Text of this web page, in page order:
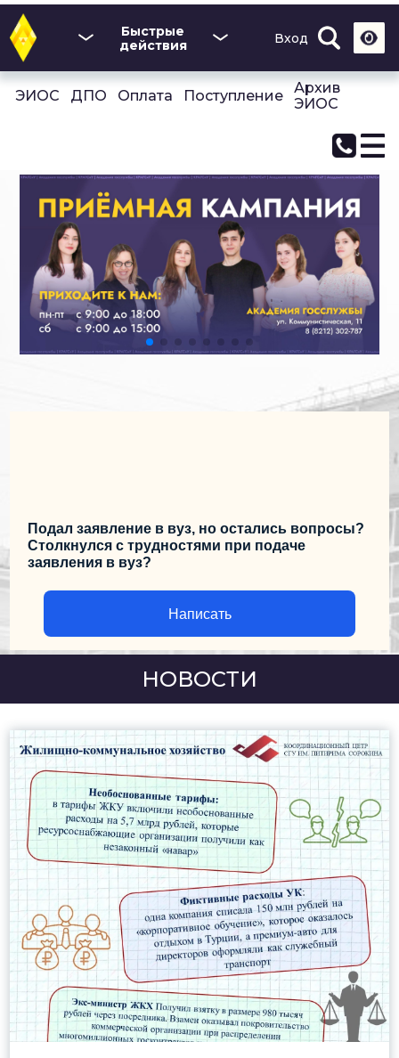
Перейти
основному
содержанию
Быстрые
действия
Вход
ЭИОС ДПО Оплата Поступление
Архив
ЭИОС
Подал заявление в вуз, но остались вопросы?
Столкнулся с трудностями при подаче
заявления в вуз?
Написать
НОВОСТИ